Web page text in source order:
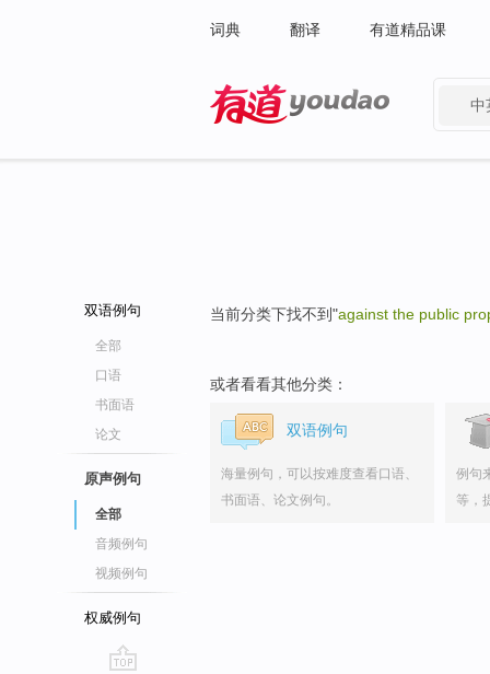
词典 翻译 有道精品课
中
双语例句
全部
口语
书面语
论文
原声例句
全部
音频例句
视频例句
权威例句
当前分类下找不到"against the public
或者看看其他分类：
双语例句
海量例句，可以按难度查看口语、
书面语、论文例句。
例句
等，